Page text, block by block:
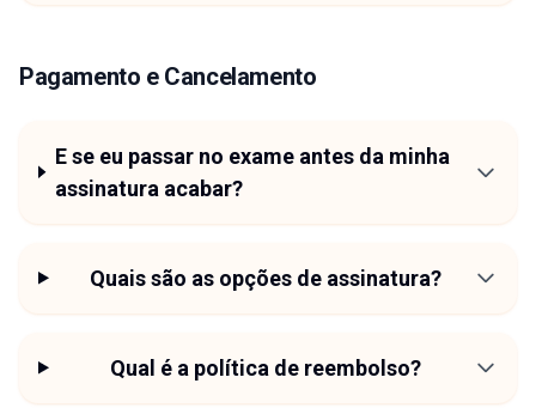
Pagamento e Cancelamento
E se eu passar no exame antes da minha
assinatura acabar?
Quais são as opções de assinatura?
Qual é a política de reembolso?